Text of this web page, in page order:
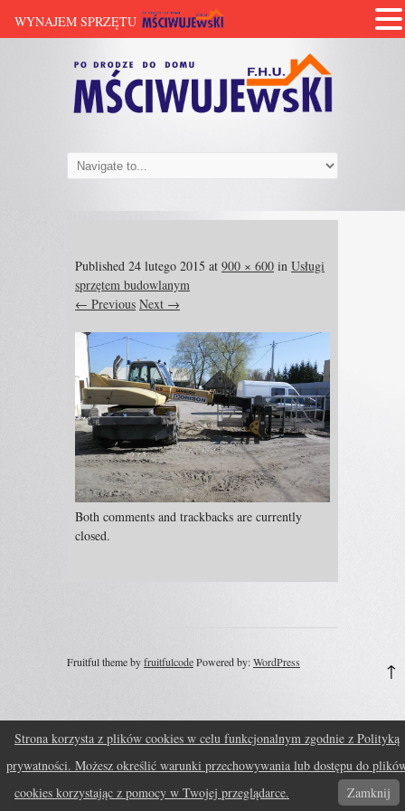
Published 24 lutego 2015 at 900 × 600 in Usługi
sprzętem budowlanym
← Previous Next →
Both comments and trackbacks are currently
closed.
Fruitful theme byfruitfulcodePowered by:WordPress ↑
Strona korzysta z plików cookies w celu funkcjonalnym zgodnie z Polityką
prywatności. Możesz określić warunki przechowywania lub dostępu do
cookies korzystając z pomocy w Twojej przeglądarce.
Zamknij
WYNAJEM SPRZĘTU